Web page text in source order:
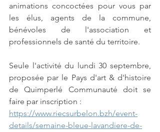
animations concoctées pour vous par
les élus, agents de la commune,
bénévoles de l'association et
professionnels de santé du territoire.
Seule l'activité du lundi 30 septembre,
proposée par le Pays d'art & d'histoire
de Quimperlé Communauté doit se
faire par inscription :
https://www.riecsurbelon.bzh/event-
details/semaine-bleue-lavandiere-de-